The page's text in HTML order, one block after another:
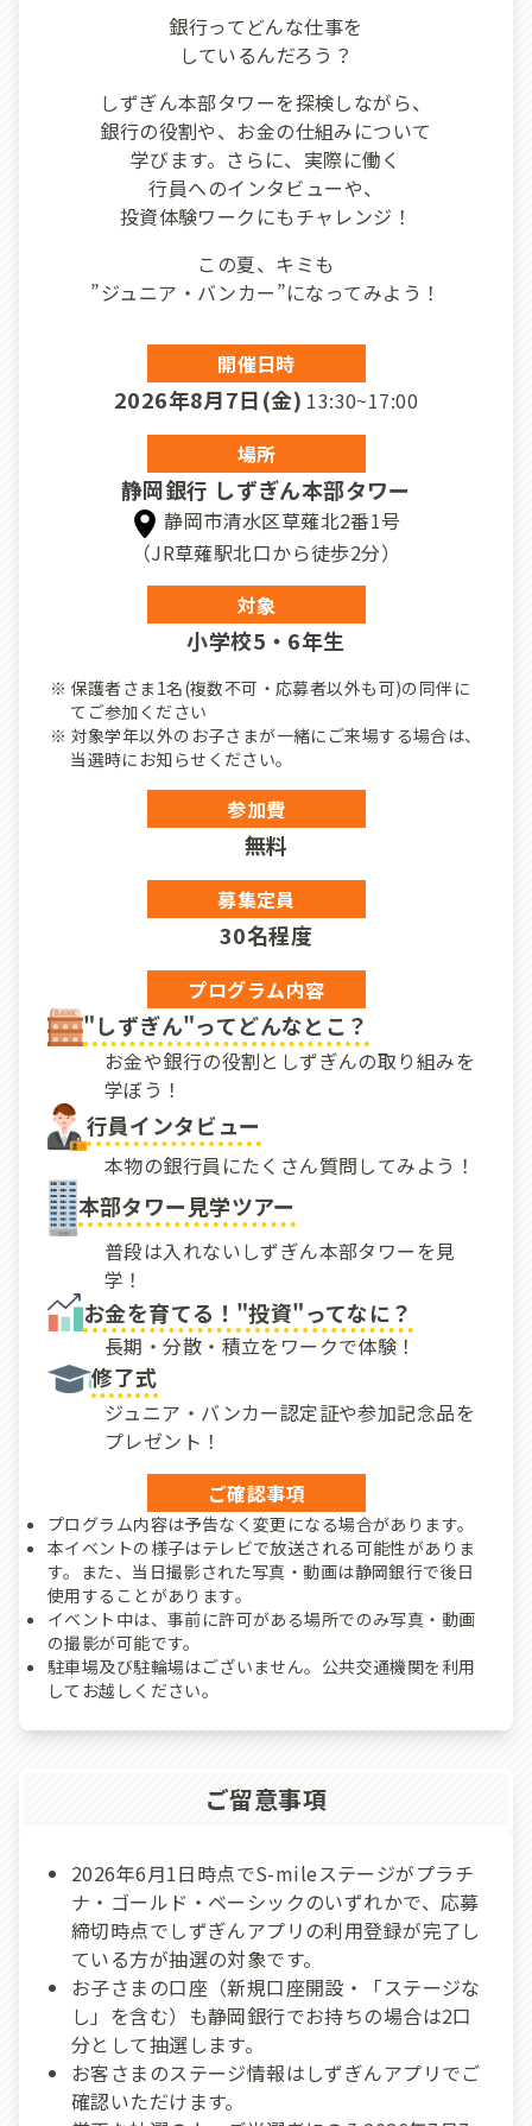
銀行ってどんな仕事を
しているんだろう？
しずぎん本部タワーを探検しながら、
銀行の役割や、お金の仕組みについて
学びます。さらに、実際に働く
行員へのインタビューや、
投資体験ワークにもチャレンジ！
この夏、キミも
”ジュニア・バンカー”になってみよう！
開催日時
2026年8月7日(金) 13:30~17:00
場所
静岡銀行 しずぎん本部タワー
静岡市清水区草薙北2番1号
（JR草薙駅北口から徒歩2分）
対象
小学校5・6年生
保護者さま1名(複数不可・応募者以外も可)の同伴に
てご参加ください
対象学年以外のお子さまが一緒にご来場する場合は、
当選時にお知らせください。
参加費
無料
募集定員
30名程度
プログラム内容
"しずぎん"ってどんなとこ？
お金や銀行の役割としずぎんの取り組みを
学ぼう！
行員インタビュー
本物の銀行員にたくさん質問してみよう！
本部タワー見学ツアー
普段は入れないしずぎん本部タワーを見
学！
お金を育てる！"投資"ってなに？
長期・分散・積立をワークで体験！
修了式
ジュニア・バンカー認定証や参加記念品を
プレゼント！
ご確認事項
プログラム内容は予告なく変更になる場合があります。
本イベントの様子はテレビで放送される可能性がありま
す。また、当日撮影された写真・動画は静岡銀行で後日
使用することがあります。
イベント中は、事前に許可がある場所でのみ写真・動画
の撮影が可能です。
駐車場及び駐輪場はございません。公共交通機関を利用
してお越しください。
ご留意事項
2026年6月1日時点でS-mileステージがプラチ
ナ・ゴールド・ベーシックのいずれかで、応募
締切時点でしずぎんアプリの利用登録が完了し
ている方が抽選の対象です。
お子さまの口座（新規口座開設・「ステージな
し」を含む）も静岡銀行でお持ちの場合は2口
分として抽選します。
お客さまのステージ情報はしずぎんアプリでご
確認いただけます。